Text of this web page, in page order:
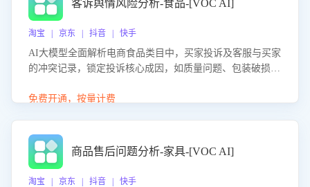
客诉舆情风险分析-食品-[VOC AI]
淘宝 | 京东 | 抖音 | 快手
AI大模型全面解析电商食品类目中，买家投诉及客服与买家
的冲突记录，锁定投诉核心成因，如质量问题、包装破损
置差评防控，提升客户满意度。
免费开通，按量计费
商品售后问题分析-家具-[VOC AI]
淘宝 | 京东 | 抖音 | 快手